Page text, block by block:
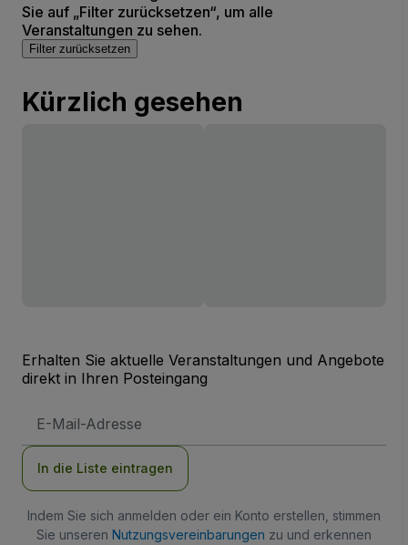
Sie auf „Filter zurücksetzen“, um alle
Veranstaltungen zu sehen.
Filter zurücksetzen
Kürzlich gesehen
Erhalten Sie aktuelle Veranstaltungen und Angebote
direkt in Ihren Posteingang
Mail-
In die Liste eintragen
Indem Sie sich anmelden oder ein Konto erstellen, stimmen
Sie unseren Nutzungsvereinbarungen zu und erkennen